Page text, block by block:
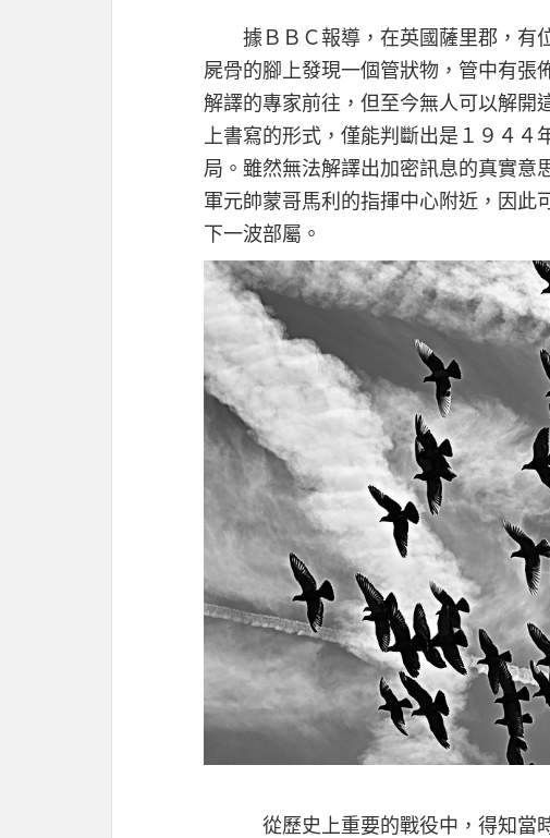
據ＢＢＣ報導，在英國薩里郡，有
屍骨的腳上發現一個管狀物，管中有張
解譯的專家前往，但至今無人可以解開
上書寫的形式，僅能判斷出是１９４
局。雖然無法解譯出加密訊息的真實意
軍元帥蒙哥馬利的指揮中心附近，因此
下一波部屬。
從歷史上重要的戰役中，得知當時